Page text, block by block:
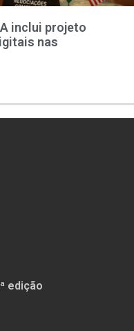
inclui projeto
nas
edição